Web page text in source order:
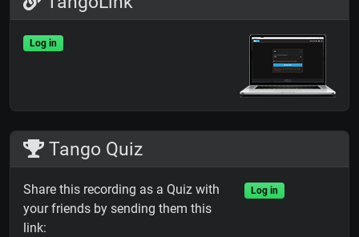
Log in
Tango Quiz
Share this recording as a Quiz with
your friends by sending them this
link:
Log in